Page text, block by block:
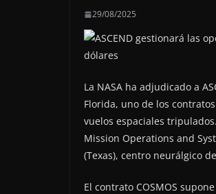
29/08/2025
La NASA ha adjudicado a
Florida, uno de los
vuelos espaciales
Mission Operations and
(Texas), centro neurálgico
El contrato COSMOS